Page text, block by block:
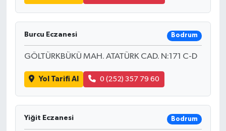
Burcu Eczanesi Bodrum
GÖLTÜRKBÜKÜ MAH. ATATÜRK CAD. N:171 C-D
Yol Tarifi Al 0 (252) 357 79 60
Yiğit Eczanesi Bodrum